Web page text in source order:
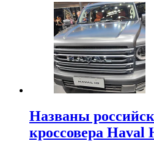
Названы
кроссовера Haval